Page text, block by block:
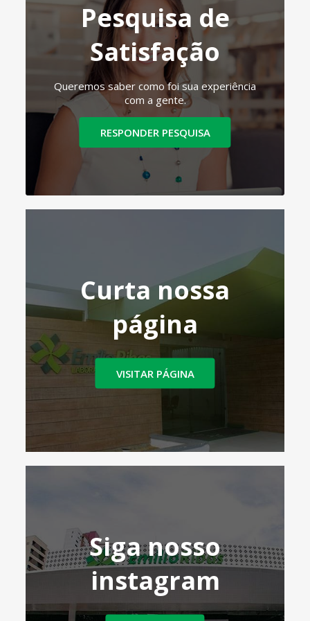
Pesquisa de
Satisfação
Queremos saber como foi sua experiência
com a gente.
RESPONDER PESQUISA
Curta nossa
página
VISITAR PÁGINA
Siga nosso
instagram